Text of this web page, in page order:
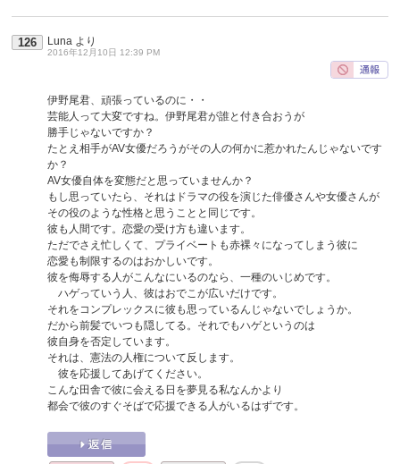
126 Luna より
2016年12月10日 12:39 PM
伊野尾君、頑張っているのに・・
芸能人って大変ですね。伊野尾君が誰と付き合おうが
勝手じゃないですか？
たとえ相手がAV女優だろうがその人の何かに惹かれたんじゃないです
か？
AV女優自体を変態だと思っていませんか？
もし思っていたら、それはドラマの役を演じた俳優さんや女優さんが
その役のような性格と思うことと同じです。
彼も人間です。恋愛の受け方も違います。
ただでさえ忙しくて、プライベートも赤裸々になってしまう彼に
恋愛も制限するのはおかしいです。
彼を侮辱する人がこんなにいるのなら、一種のいじめです。
ハゲっていう人、彼はおでこが広いだけです。
それをコンプレックスに彼も思っているんじゃないでしょうか。
だから前髪でいつも隠してる。それでもハゲというのは
彼自身を否定しています。
それは、憲法の人権について反します。
彼を応援してあげてください。
こんな田舎で彼に会える日を夢見る私なんかより
都会で彼のすぐそばで応援できる人がいるはずです。